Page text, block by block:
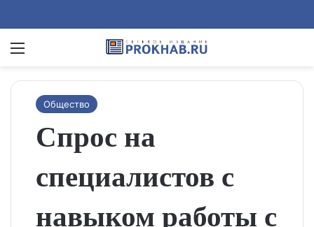
Menu
Общество
Спрос на
специалистов с
навыком работы с